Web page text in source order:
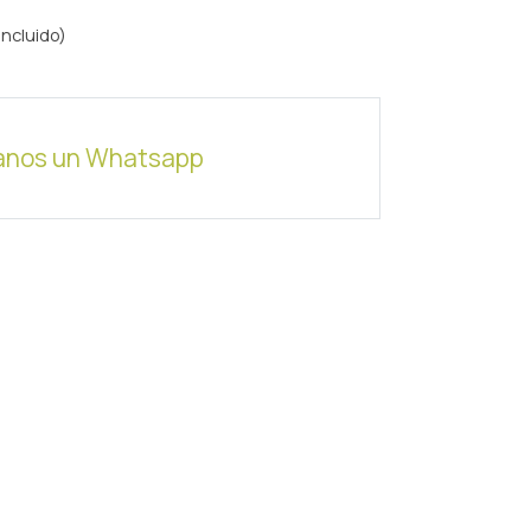
un Whatsapp